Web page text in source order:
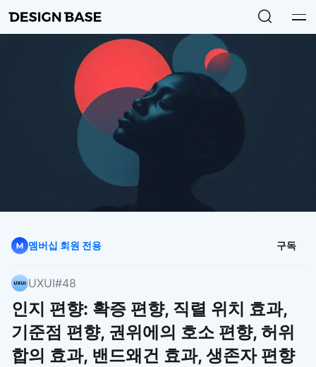
멤버십 회원 전용 구독
UXUI#48
인지 편향: 확증 편향, 직렬 위치 효과,
기준점 편향, 권위에의 호소 편향, 허위
합의 효과, 밴드왜건 효과, 생존자 편향